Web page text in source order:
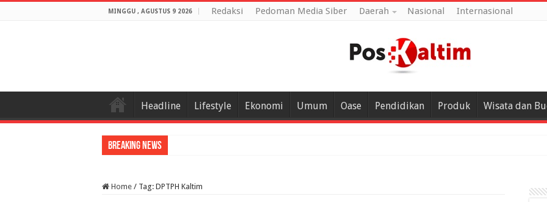
MINGGU , AGUSTUS 9 2026 Redaksi Pedoman Media Siber Daerah Nasional Internasional
Headline Lifestyle Ekonomi Umum Oase Pendidikan Produk Wisata dan
Breaking News
Home / Tag: DPTPH Kaltim